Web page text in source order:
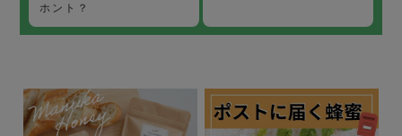
ホント？